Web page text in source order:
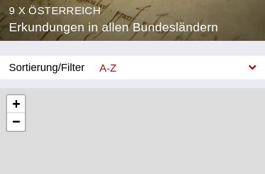
9 X ÖSTERREICH
Erkundungen in allen Bundesländern
Sortierung/Filter
A-Z
+
−